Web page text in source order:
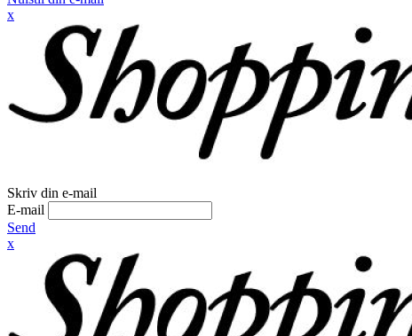
x
Skriv din e-mail
E-mail
Send
x